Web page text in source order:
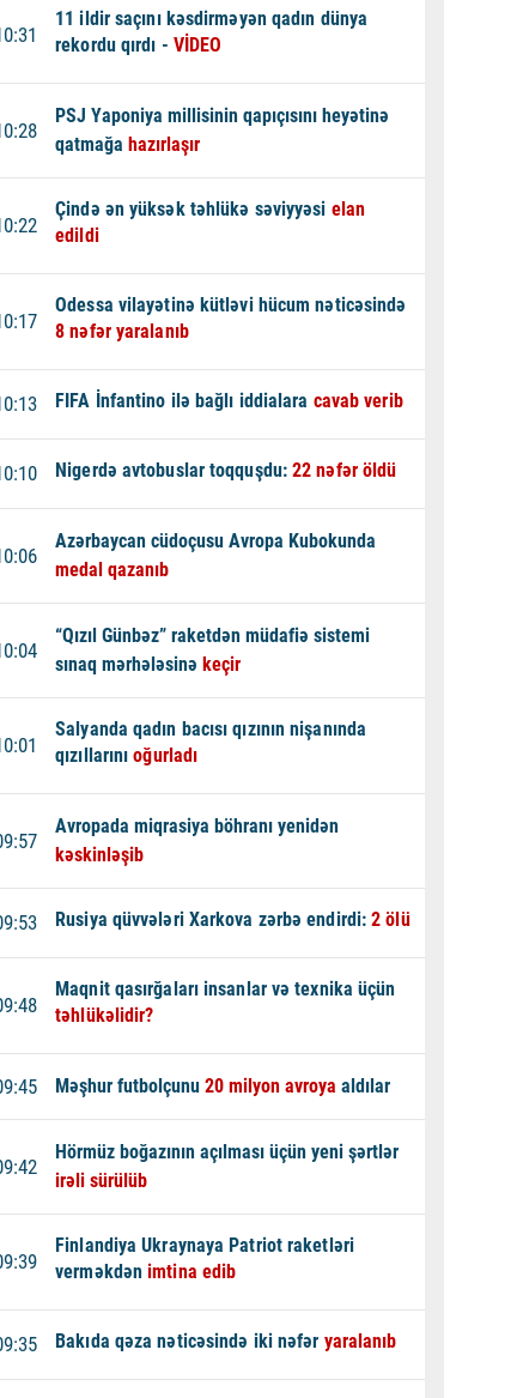
11 ildir saçını kəsdirməyən qadın dünya
rekordu qırdı - VİDEO
PSJ Yaponiya millisinin qapıçısını heyətinə
qatmağahazırlaşır
Çində ən yüksək təhlükə səviyyəsi elan
edildi
Odessa vilayətinə kütləvi hücum nəticəsində
8 nəfər yaralanıb
FIFA İnfantino ilə bağlı iddialara cavab verib
Nigerdə avtobuslar toqquşdu:22 nəfər öldü
Azərbaycan cüdoçusu Avropa Kubokunda
medal qazanıb
“Qızıl Günbəz” raketdən müdafiə sistemi
sınaq mərhələsinə keçir
Salyanda qadın bacısı qızının nişanında
qızıllarını oğurladı
Avropada miqrasiya böhranı yenidən
kəskinləşib
Rusiya qüvvələri Xarkova zərbə endirdi:2 ölü
Maqnit qasırğaları insanlar və texnika üçün
təhlükəlidir?
Məşhur futbolçunu20 milyon avroya aldılar
Hörmüz boğazının açılması üçün yeni şərtlər
irəli sürülüb
Finlandiya Ukraynaya Patriot raketləri
verməkdənimtina edib
Bakıda qəza nəticəsində iki nəfər yaralanıb